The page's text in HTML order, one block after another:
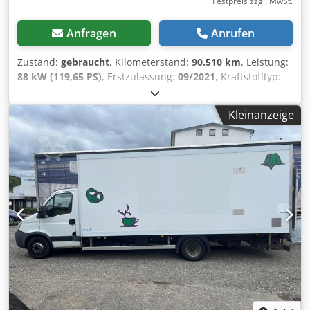
Anfragen Anrufen
Zustand: gebraucht, Kilometerstand: 90.510 km, Leistung:
88 kW (119,65 PS), Erstzulassung: 09/2021, Kraftstofftyp:
2.800 kg
Emissionsklasse:Euro6, Ausstattung:ABS, Klimaanlage,
Rußfilter
, Gebrauchtfahrzeug * Fahrzeug-Nr: - 50 * Euro 6
grüne Umweltplakette * Kasten L1 H1 * Ladelänge ca.
Chedpfjtl Syqox Aafja * 6 Gang Getriebe * Klimaanlage *
Rückfahr Kamera * Multifunktionslenkrad * Tempomat *
Parksensoren hinten * Spurhalteassistent * zGG 2800 Kg
Nutzlast 850 Kg * 2 Sitze * Trennwand *
Laderaumverkleidung Boden + Wand * eFH * ZV * 4x
Airbag * ABS * ASR * deutsches Fahrzeug * original Km-
Stand ---- -> Beachten Sie bitte, dass eine Besichtigung nur
nach vorheriger Terminvereinbarung möglich ist. Vielen
Dank für Ihr Verständnis. -> Verkauf erfolgt nur an
Gewerbetreibende oder Export. Die oben aufgeführten
Daten, Fotos und die Ausstattungsliste dienen lediglich der
Kleinanzeige